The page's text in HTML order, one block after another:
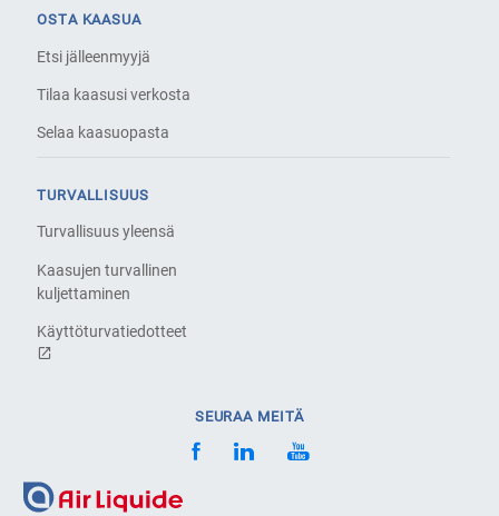
OSTA KAASUA
Etsi jälleenmyyjä
Tilaa kaasusi verkosta
Selaa kaasuopasta
TURVALLISUUS
Turvallisuus yleensä
Kaasujen turvallinen
kuljettaminen
Käyttöturvatiedotteet
SEURAA MEITÄ